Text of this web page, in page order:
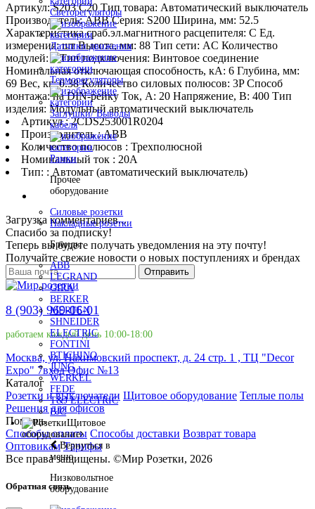
Светорегуляторы
Датчики движения
Терморегуляторы
Заглушки/ Выводы
кабеля
Рамки
Прочее
оборудование
Силовые розетки
Накладные розетки
Бренды
ABB
LEGRAND
GIRA
BERKER
MERTEN
SHNEIDER
ELECTRIC
FONTINI
BTICHINO
JUNG
WERKEL
FEDE
T&J ELECTRIC
BJC
Щитовое
оборудование
Вернуться в
меню
Низковольтное
оборудование
Артикул: S203 C20 Тип товара: Автоматический выключатель
Производитель: ABB Серия: S200 Ширина, мм: 52.5
Характеристика сраб.эл.магнитного расцепителя: C Ед.
измерения: шт Высота, мм: 88 Тип сети: AC Количество
модулей: 3 Тип подключения: Винтовое соединение
Номинальная отключающая способность, кA: 6 Глубина, мм:
69 Вес, кг: 0.38 Количество силовых полюсов: 3P Способ
монтажа: на DIN-рейку Ток, А: 20 Напряжение, В: 400 Тип
изделия: Модульный автоматический выключатель
Артикул : 2CDS253001R0204
Производитель : ABB
Количество полюсов : Трехполюсной
Номинальный ток : 20A
Тип: : Автомат (автоматический выключатель)
Загрузка комментариев...
Спасибо за подписку!
Теперь вы будете получать уведомления на эту почту!
Получайте свежие новости о новых поступлениях и брендах
Отправить
8 (903) 969-06-01
работаем каждый день 10:00-18:00
Москва, ул. Нахимовский проспект, д. 24 стр. 1 , ТЦ "Decor
Expo" 7вход Офис №13
Каталог
Розетки и выключатели Щитовое оборудование Теплые полы
Решения для офисов
Помощь
Способы оплаты Способы доставки Возврат товара
Оптовикам Тарифы
Все права защищены. ©Мир Розетки, 2026
Обратная связь